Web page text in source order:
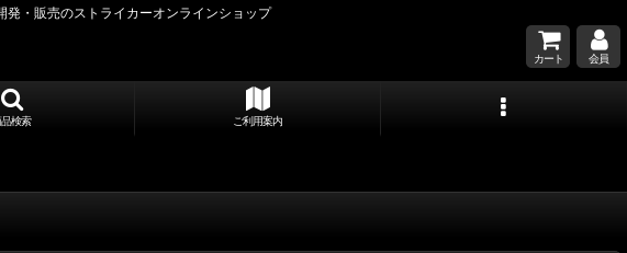
・販売のストライカーオンラインショップ
カート 会員
検索 ご利用案内